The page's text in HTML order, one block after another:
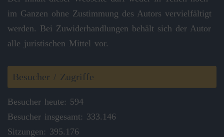
im Ganzen ohne Zustimmung des Autors vervielfältigt
werden. Bei Zuwiderhandlungen behält sich der Autor
alle juristischen Mittel vor.
Besucher / Zugriffe
Besucher heute: 594
Besucher insgesamt: 333.146
Sitzungen: 395.176